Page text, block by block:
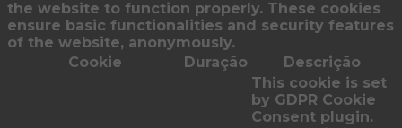
the website to function properly. These cookies
ensure basic functionalities and security features
of the website, anonymously.
Cookie
Duração Descrição
This cookie is set
by GDPR Cookie
Consent plugin.